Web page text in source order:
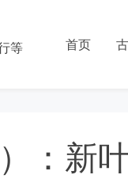
等
首页
：新